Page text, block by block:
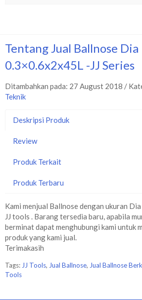
Tentang Jual Ballnose Dia
0.3×0.6x2x45L -JJ Series
Ditambahkan pada: 27 August 2018 /
Teknik
Deskripsi Produk
Review
Produk Terkait
Produk Terbaru
Kami menjual Ballnose dengan ukuran
JJ tools . Barang tersedia baru, apabila
berminat dapat menghubungi kami untuk
produk yang kami jual.
Terimakasih
Tags: JJ Tools, Jual Ballnose, Jual Ballnose
Tools